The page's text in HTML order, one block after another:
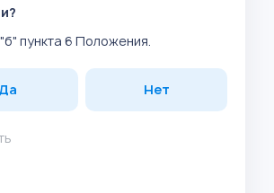
пункта 6 Положения.
Да Нет